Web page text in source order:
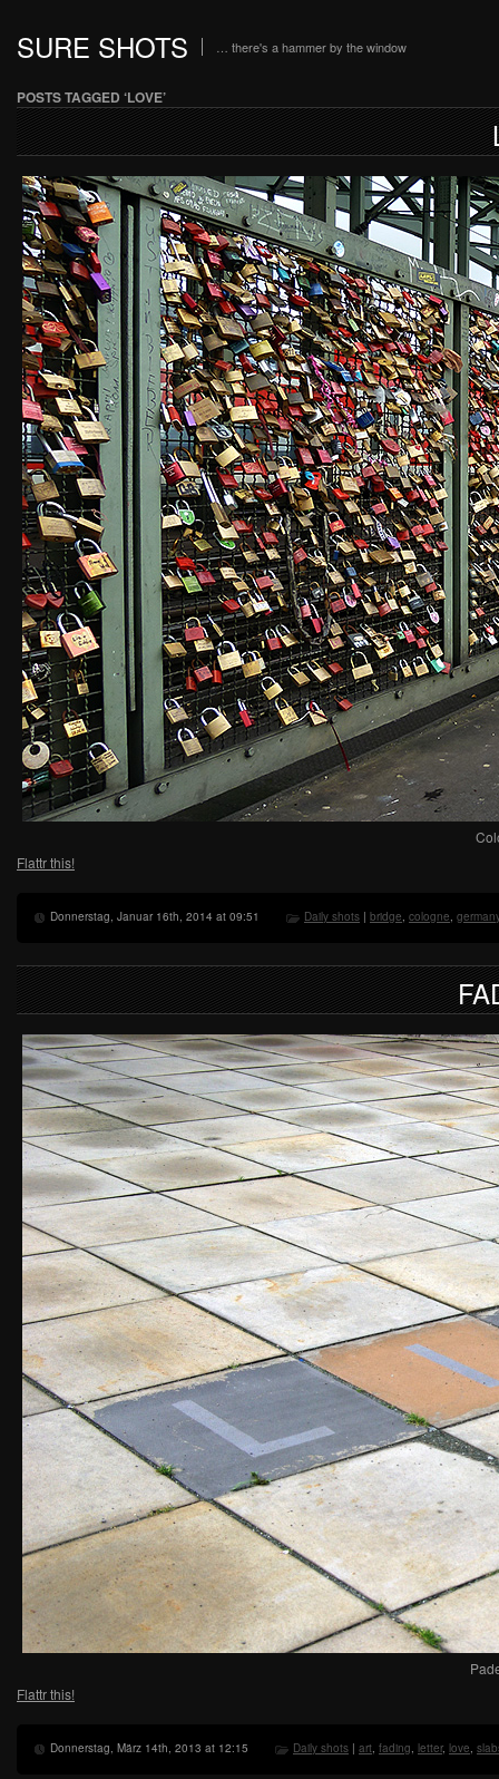
SURE SHOTS … there's a hammer by the window
POSTS TAGGED ‘LOVE’
Flattr this!
Donnerstag, Januar 16th, 2014 at 09:51 Daily shots | bridge, cologne, germany
Flattr this!
Donnerstag, März 14th, 2013 at 12:15 Daily shots | art, fading, letter, love,